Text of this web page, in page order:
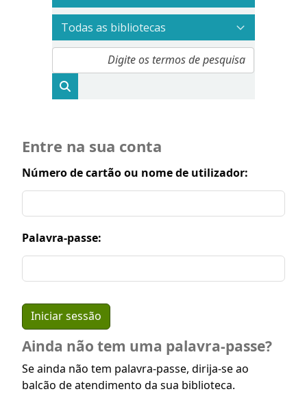
Entre na sua conta
Número de cartão ou nome de utilizador:
Palavra-passe:
Ainda não tem uma palavra-passe?
Se ainda não tem palavra-passe, dirija-se ao
balcão de atendimento da sua biblioteca.